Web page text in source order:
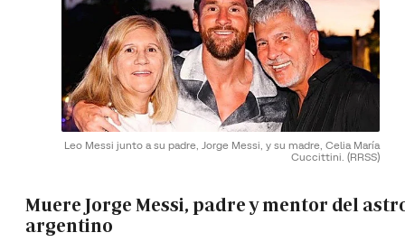
Leo Messi junto a su padre, Jorge Messi, y su madre, Celia María
Cuccittini. (RRSS)
Muere Jorge Messi, padre y mentor del
argentino